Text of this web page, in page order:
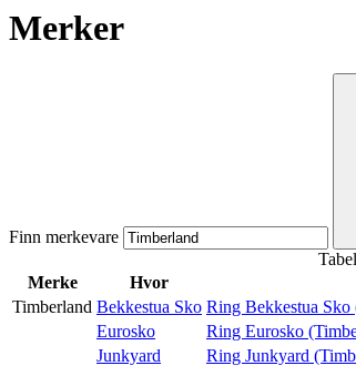
Mat og drikke
Helse
Aktiviteter
Merker
Finn merkevare
Merke
Hvor
Timberland Bekkestua Sko Ring Bekkestua Sko
Eurosko
Ring Eurosko
Junkyard
Ring Junkyard